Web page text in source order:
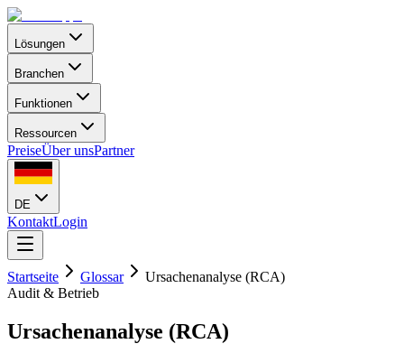
Lösungen
Branchen
Funktionen
Ressourcen
PreiseÜber unsPartner
DE
KontaktLogin
Startseite Glossar
Ursachenanalyse (RCA)
Audit & Betrieb
Ursachenanalyse (RCA)